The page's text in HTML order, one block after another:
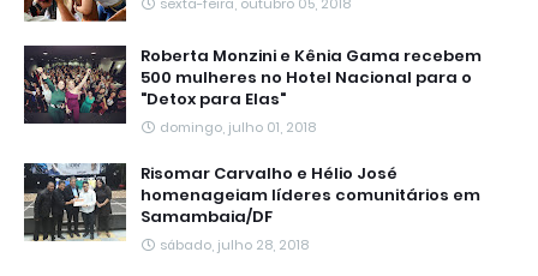
Roberta Monzini e Kênia Gama recebem
500 mulheres no Hotel Nacional para o
"Detox para Elas"
domingo, julho 01, 2018
Risomar Carvalho e Hélio José
homenageiam líderes comunitários em
Samambaia/DF
sábado, julho 28, 2018